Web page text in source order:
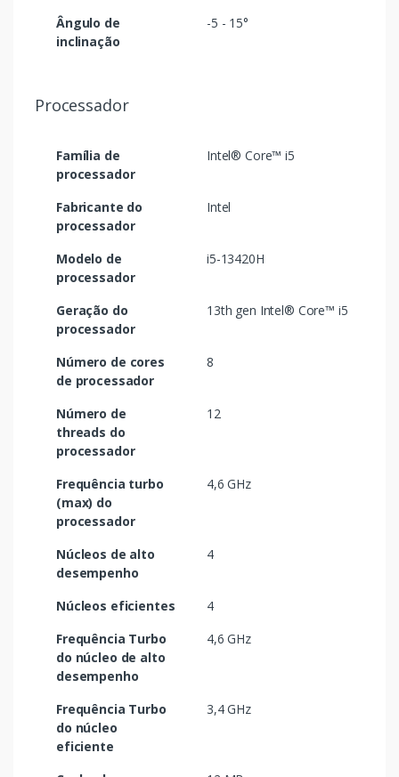
Ângulo de
inclinação
-5 - 15°
Processador
Família de
processador
Intel® Core™ i5
Fabricante do
processador
Intel
Modelo de
processador
i5-13420H
Geração do
processador
13th gen Intel® Core™ i5
Número de cores
de processador
8
Número de
threads do
processador
12
Frequência turbo
(max) do
processador
4,6 GHz
Núcleos de alto
desempenho
4
Núcleos eficientes
4
Frequência Turbo
do núcleo de alto
desempenho
4,6 GHz
Frequência Turbo
do núcleo
eficiente
3,4 GHz